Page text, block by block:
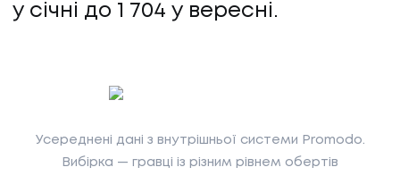
у січні до 1 704 у вересні.
Усереднені дані з внутрішньої системи Promodo.
Вибірка — гравці із різним рівнем обертів